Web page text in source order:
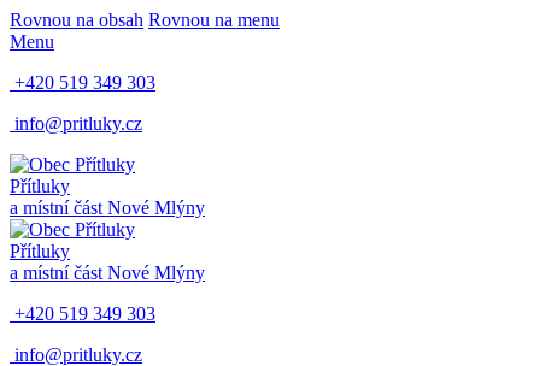
Rovnou na obsah Rovnou na menu
Menu
+420 519 349 303
info@pritluky.cz
Přítluky
a místní část Nové Mlýny
Přítluky
a místní část Nové Mlýny
+420 519 349 303
info@pritluky.cz